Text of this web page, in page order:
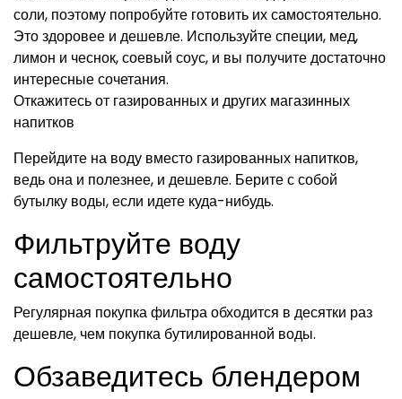
соли, поэтому попробуйте готовить их самостоятельно.
Это здоровее и дешевле. Используйте специи, мед,
лимон и чеснок, соевый соус, и вы получите достаточно
интересные сочетания.
Откажитесь от газированных и других магазинных
напитков
Перейдите на воду вместо газированных напитков,
ведь она и полезнее, и дешевле. Берите с собой
бутылку воды, если идете куда-нибудь.
Фильтруйте воду
самостоятельно
Регулярная покупка фильтра обходится в десятки раз
дешевле, чем покупка бутилированной воды.
Обзаведитесь блендером